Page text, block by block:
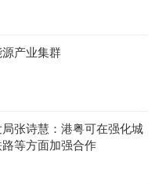
产业集群
张诗慧：港粤可在强化城
等方面加强合作